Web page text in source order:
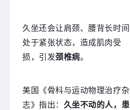
久坐还会让肩颈、腰背长时间
处于紧张状态，造成肌肉受
损，引发颈椎病。
美国《骨科与运动物理治疗杂
志》指出： 久坐不动的人，患